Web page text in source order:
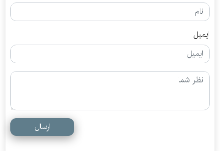
ایمیل
ارسال